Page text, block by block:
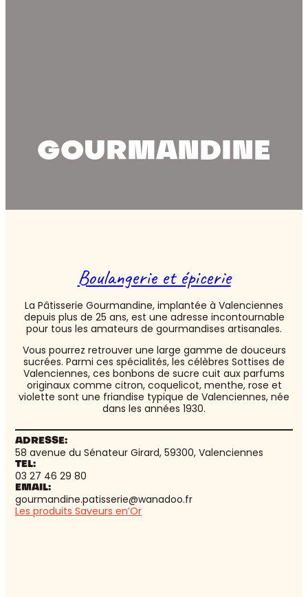
GOURMANDINE
Boulangerie et épicerie
La Pâtisserie Gourmandine, implantée à Valenciennes
depuis plus de 25 ans, est une adresse incontournable
pour tous les amateurs de gourmandises artisanales.
Vous pourrez retrouver une large gamme de douceurs
sucrées. Parmi ces spécialités, les célèbres Sottises de
Valenciennes, ces bonbons de sucre cuit aux parfums
originaux comme citron, coquelicot, menthe, rose et
violette sont une friandise typique de Valenciennes, née
dans les années 1930.
ADRESSE:
58 avenue du Sénateur Girard, 59300, Valenciennes
TEL:
03 27 46 29 80
EMAIL:
gourmandine.patisserie@wanadoo.fr
Les produits Saveurs en’Or